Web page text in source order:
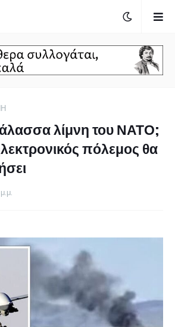
λίμνη του ΝΑΤΟ;
πόλεμος θα